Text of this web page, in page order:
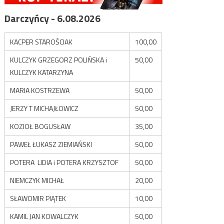
Darczyńcy - 6.08.2026
KACPER STAROŚCIAK
100,00
KULCZYK GRZEGORZ POLIŃSKA i
KULCZYK KATARZYNA
50,00
MARIA KOSTRZEWA
50,00
JERZY T MICHAJŁOWICZ
50,00
KOZIOŁ BOGUSŁAW
35,00
PAWEŁ ŁUKASZ ZIEMIAŃSKI
50,00
POTERA LIDIA i POTERA KRZYSZTOF
50,00
NIEMCZYK MICHAŁ
20,00
SŁAWOMIR PIĄTEK
10,00
KAMIL JAN KOWALCZYK
50,00